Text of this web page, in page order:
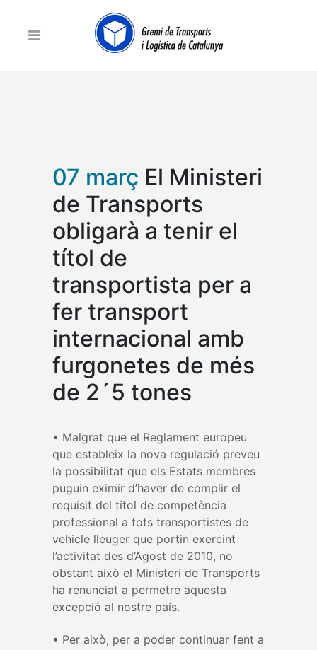
07 març El Ministeri
de Transports
obligarà a tenir el
títol de
transportista per a
fer transport
internacional amb
furgonetes de més
de 2´5 tones
• Malgrat que el Reglament europeu
que estableix la nova regulació preveu
la possibilitat que els Estats membres
puguin eximir d’haver de complir el
requisit del títol de competència
professional a tots transportistes de
vehicle lleuger que portin exercint
l’activitat des d’Agost de 2010, no
obstant això el Ministeri de Transports
ha renunciat a permetre aquesta
excepció al nostre país.
• Per això, per a poder continuar fent a